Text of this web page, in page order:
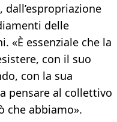
delle
«È essenziale che la
con il suo
con la sua
pensare al collettivo
che abbiamo».